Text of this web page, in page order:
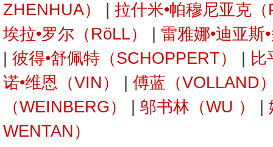
ZHENHUA）
拉什米•帕穆尼亚克
埃拉•罗尔（RöLL）
雷雅娜•迪亚斯
彼得•舒佩特（SCHOPPERT）
比
诺•维恩（VIN）
傅蓝（VOLLAND
（WEINBERG）
邬书林（WU ）
WENTAN）